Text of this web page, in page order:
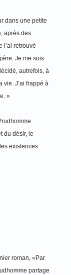
dans une petite
après des
l’ai retrouvé
Je me suis
autrefois, à
vie. J’ai frappé à
»
du désir, le
existences
roman, «Par
partage